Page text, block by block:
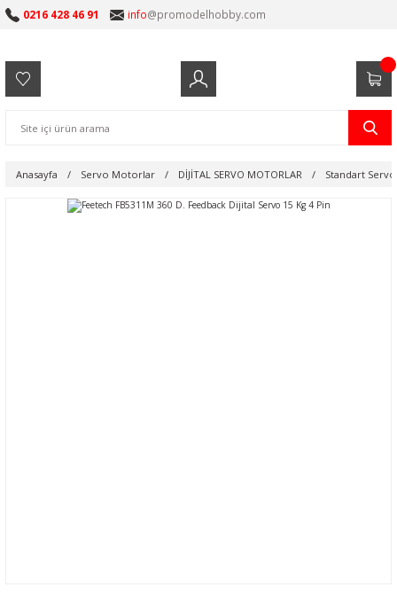
0216 428 46 91 info@promodelhobby.com
Anasayfa Servo Motorlar DİJİTAL SERVO MOTORLAR Standart